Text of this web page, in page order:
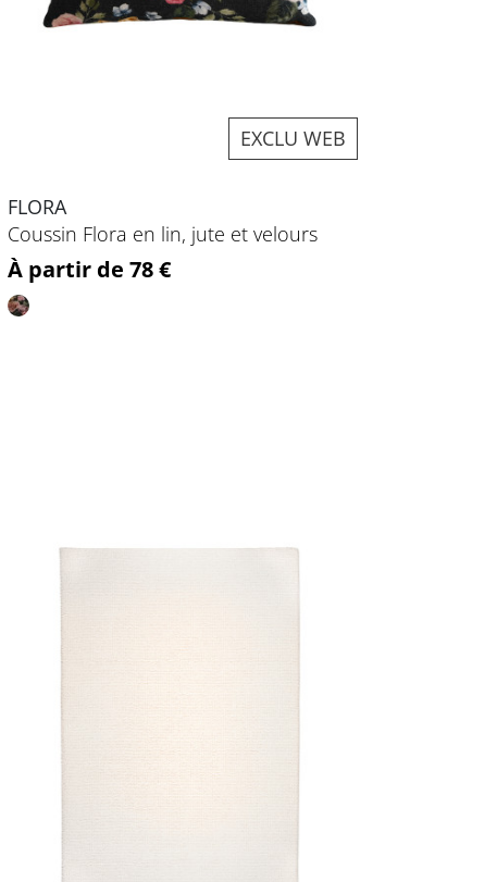
EXCLU WEB
FLORA
Coussin Flora en lin, jute et velours
Prix
À partir de 78 €